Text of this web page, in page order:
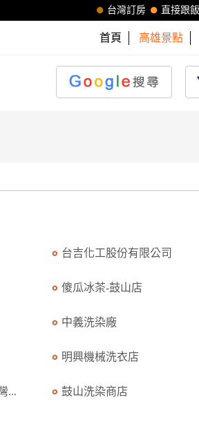
直接跟
台灣訂房
首頁 高雄景點
台吉化工股份有限公司
傻瓜冰茶-鼓山店
中義洗染廠
明興機械洗衣店
... 鼓山洗染商店